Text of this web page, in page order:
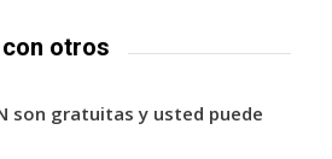
otros
son gratuitas y usted puede